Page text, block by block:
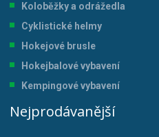
Koloběžky a odrážedla
Cyklistické helmy
Hokejové brusle
Hokejbalové vybavení
Kempingové vybavení
Nejprodávanější